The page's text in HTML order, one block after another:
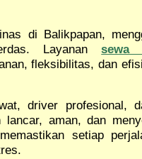
di Balikpapan,
Layanansewa
fleksibilitas, dan
driver profesional,
lancar, aman, dan
setiap